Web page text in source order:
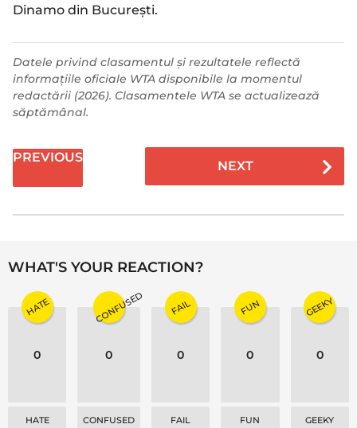
Dinamo din București.
Datele privind clasamentul și rezultatele reflectă
informațiile oficiale WTA disponibile la momentul
redactării (2026). Clasamentele WTA se actualizează
săptămânal.
P
t
a
n
PREVIOUS
NEXT
WHAT'S YOUR REACTION?
HATE
0
HATE
CONFUSED
0
CONFUSED
FAIL
0
FAIL
FUN
0
FUN
GEEKY
0
GEEKY